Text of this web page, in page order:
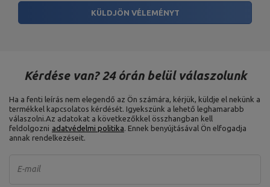
KÜLDJÖN VÉLEMÉNYT
Kérdése van? 24 órán belül válaszolunk
Ha a fenti leírás nem elegendő az Ön számára, kérjük, küldje el nekünk a
termékkel kapcsolatos kérdését. Igyekszünk a lehető leghamarabb
válaszolni.Az adatokat a következőkkel összhangban kell
feldolgozni adatvédelmi politika. Ennek benyújtásával Ön elfogadja
annak rendelkezéseit.
E-mail